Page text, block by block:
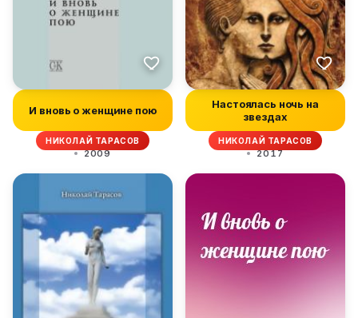
И вновь о женщине пою
НИКОЛАЙ ТАРАСОВ
2009
Настоялась ночь на
звездах
НИКОЛАЙ ТАРАСОВ
2017